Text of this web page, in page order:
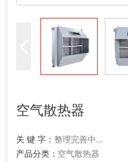
空气散热器
关 键 字： 整理完善中...
产品分类： 空气散热器